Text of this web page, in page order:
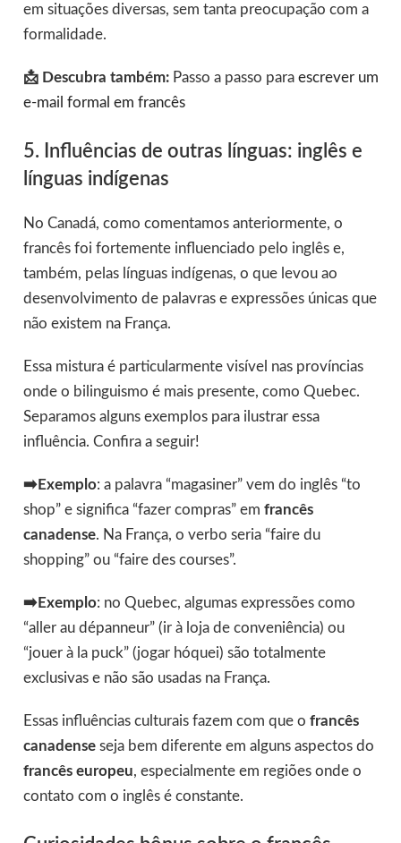
em situações diversas, sem tanta preocupação com a
formalidade.
📩 Descubra também:Passo a passo para escrever um
e-mail formal em francês
5. Influências de outras línguas: inglês e
línguas indígenas
No Canadá, como comentamos anteriormente, o
francês foi fortemente influenciado pelo inglês e,
também, pelas línguas indígenas, o que levou ao
desenvolvimento de palavras e expressões únicas que
não existem na França.
Essa mistura é particularmente visível nas províncias
onde o bilinguismo é mais presente, como Quebec.
Separamos alguns exemplos para ilustrar essa
influência. Confira a seguir!
➡️Exemplo: a palavra “magasiner” vem do inglês “to
shop” e significa “fazer compras” em francês
canadense. Na França, o verbo seria “faire du
shopping” ou “faire des courses”.
➡️Exemplo: no Quebec, algumas expressões como
“aller au dépanneur” (ir à loja de conveniência) ou
“jouer à la puck” (jogar hóquei) são totalmente
exclusivas e não são usadas na França.
Essas influências culturais fazem com que o francês
canadenseseja bem diferente em alguns aspectos do
francês europeu, especialmente em regiões onde o
contato com o inglês é constante.